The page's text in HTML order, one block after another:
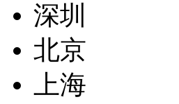
深圳
北京
上海